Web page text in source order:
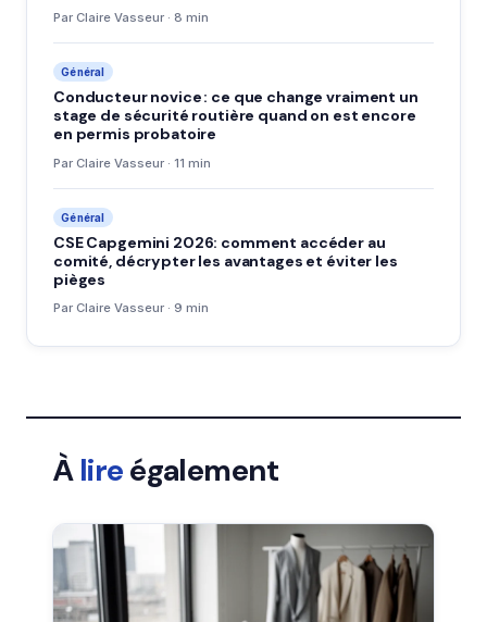
Par Claire Vasseur · 8 min
Général
Conducteur novice : ce que change vraiment un
stage de sécurité routière quand on est encore
en permis probatoire
Par Claire Vasseur · 11 min
Général
CSE Capgemini 2026: comment accéder au
comité, décrypter les avantages et éviter les
pièges
Par Claire Vasseur · 9 min
Àlireégalement